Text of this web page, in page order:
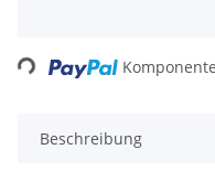
Loading...
Beschreibung